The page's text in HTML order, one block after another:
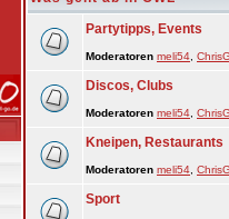
Partytipps, Events
Moderatoren meli54
Discos, Clubs
Moderatoren meli54
Kneipen, Restaurants
Moderatoren meli54
Sport